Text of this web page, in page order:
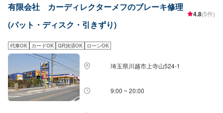
有限会社 カーディレクターメフのブレーキ修理
(パット・ディスク・引きずり)
4.8(5件)
代車OK カードOK QR決済OK ローンOK
埼玉県川越市上寺山524-1
9:00 ~ 20:00